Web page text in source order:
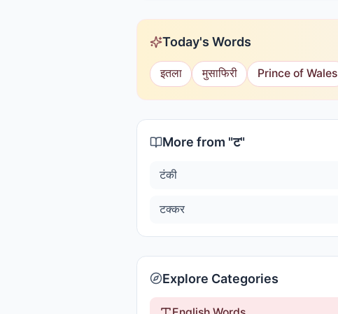
Today's Words
इतला मुसाफिरी Prince of Wales
More from "ट"
टंकी
टक्कर
Explore Categories